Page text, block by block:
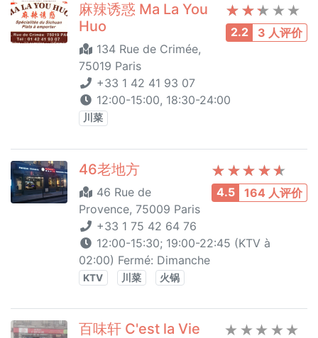
2.2 3 人评价
麻辣诱惑 Ma La You
Huo
134 Rue de Crimée,
75019 Paris
+33 1 42 41 93 07
12:00-15:00, 18:30-24:00
川菜
4.5 164 人评价
46老地方
46 Rue de
Provence, 75009 Paris
+33 1 75 42 64 76
12:00-15:30; 19:00-22:45 (KTV à
02:00) Fermé: Dimanche
KTV 川菜 火锅
百味轩 C'est la Vie